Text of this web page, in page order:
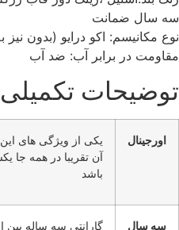
سه سال ضمانت
نوع مکانیسم: اکو درایو (بدون نیز
مقاومت در برابر آب: ضد آب
توضیحات تکمیلی
اورجینال
یکی از ویژگی های
آن تقریبا در همه جا
باشد
سه سال
گارانتی سه ساله بین